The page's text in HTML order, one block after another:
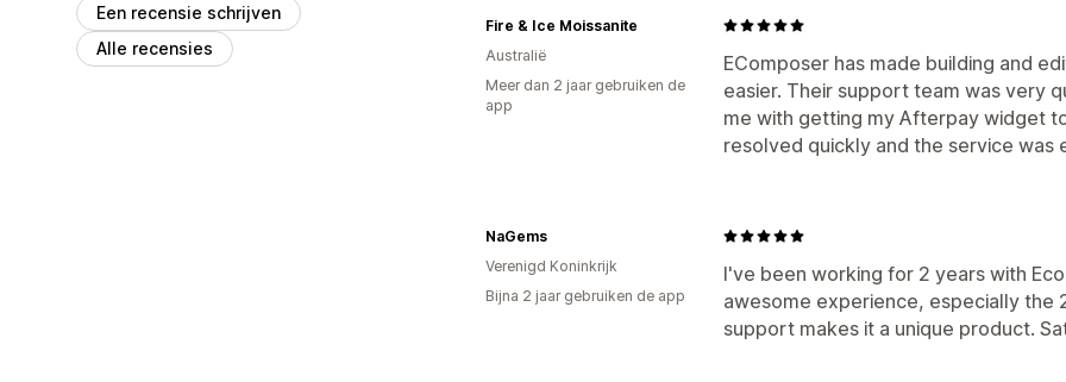
Een recensie schrijven
Alle recensies
EComposer has made building and
easier. Their support team was very
me with getting my Afterpay widget
resolved quickly and the service was
Fire & Ice Moissanite
Australië
Meer dan 2 jaar gebruiken de
app
I've been working for 2 years with
awesome experience, especially the
support makes it a unique product.
NaGems
Verenigd Koninkrijk
Bijna 2 jaar gebruiken de app